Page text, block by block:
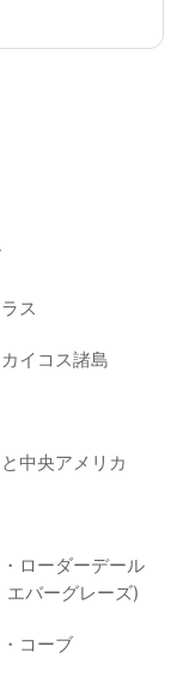
ス
イコス諸島
中央アメリカ
ローダーデール
エバーグレーズ)
コーブ